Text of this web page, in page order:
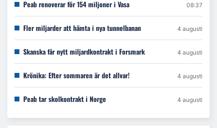
Peab renoverar för 154 miljoner i Vasa 08:37
Fler miljarder att hämta i nya tunnelbanan 4 augusti
Skanska får nytt miljardkontrakt i Forsmark 4 augusti
Krönika: Efter sommaren är det allvar! 4 augusti
Peab tar skolkontrakt i Norge 4 augusti